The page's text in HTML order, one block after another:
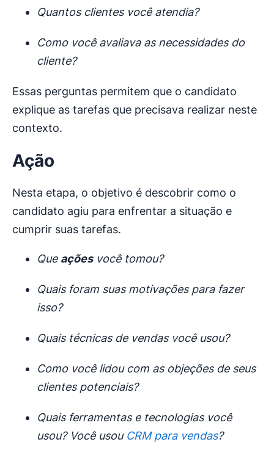
Quantos clientes você atendia?
Como você avaliava as necessidades do
cliente?
Essas perguntas permitem que o candidato
explique as tarefas que precisava realizar neste
contexto.
Ação
Nesta etapa, o objetivo é descobrir como o
candidato agiu para enfrentar a situação e
cumprir suas tarefas.
Que açõesvocê tomou?
Quais foram suas motivações para fazer
isso?
Quais técnicas de vendas você usou?
Como você lidou com as objeções de seus
clientes potenciais?
Quais ferramentas e tecnologias você
usou? Você usou CRM para vendas?